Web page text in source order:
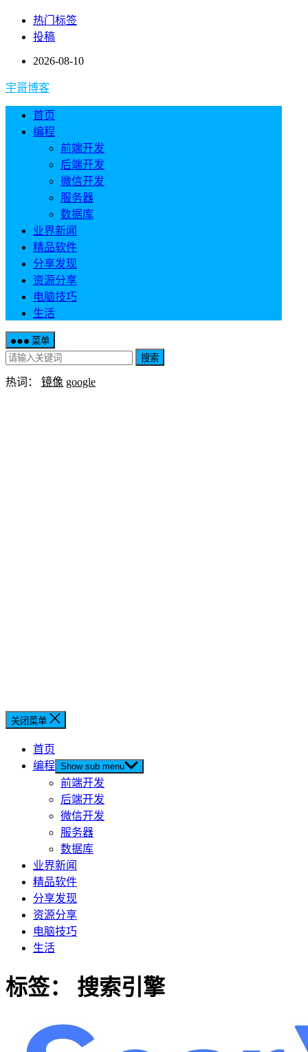
热门标签
投稿
2026-08-10
宇哥博客
首页
编程
前端开发
后端开发
微信开发
服务器
数据库
业界新闻
精品软件
分享发现
资源分享
电脑技巧
生活
菜单
搜索
热词： 镜像 google
关闭菜单
首页
编程 Show sub menu
前端开发
后端开发
微信开发
服务器
数据库
业界新闻
精品软件
分享发现
资源分享
电脑技巧
生活
标签： 搜索引擎